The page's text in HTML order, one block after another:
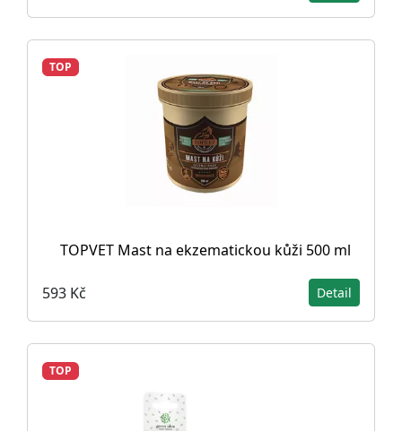
TOP
TOPVET Mast na ekzematickou kůži 500 ml
593 Kč Detail
TOP